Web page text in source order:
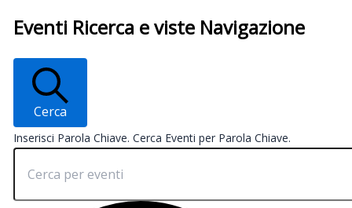
Eventi Ricerca e viste Navigazione
Cerca
Inserisci Parola Chiave. Cerca Eventi per Parola Chiave.